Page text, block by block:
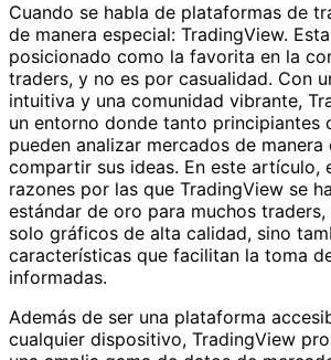
Cuando se habla de plataformas de
de manera especial: TradingView.
posicionado como la favorita en la
traders, y no es por casualidad. Con
intuitiva y una comunidad vibrante,
un entorno donde tanto principiantes
pueden analizar mercados de
compartir sus ideas. En este artículo,
razones por las que TradingView se
estándar de oro para muchos
solo gráficos de alta calidad, sino
características que facilitan la toma
informadas.
Además de ser una plataforma
cualquier dispositivo, TradingView